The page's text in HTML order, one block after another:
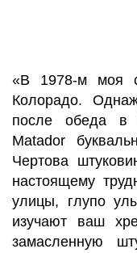
«В 1978-м моя
Колорадо.
после обеда в
Matador
Чертова
настоящему
улицы, глупо
изучают ваш
замасленную